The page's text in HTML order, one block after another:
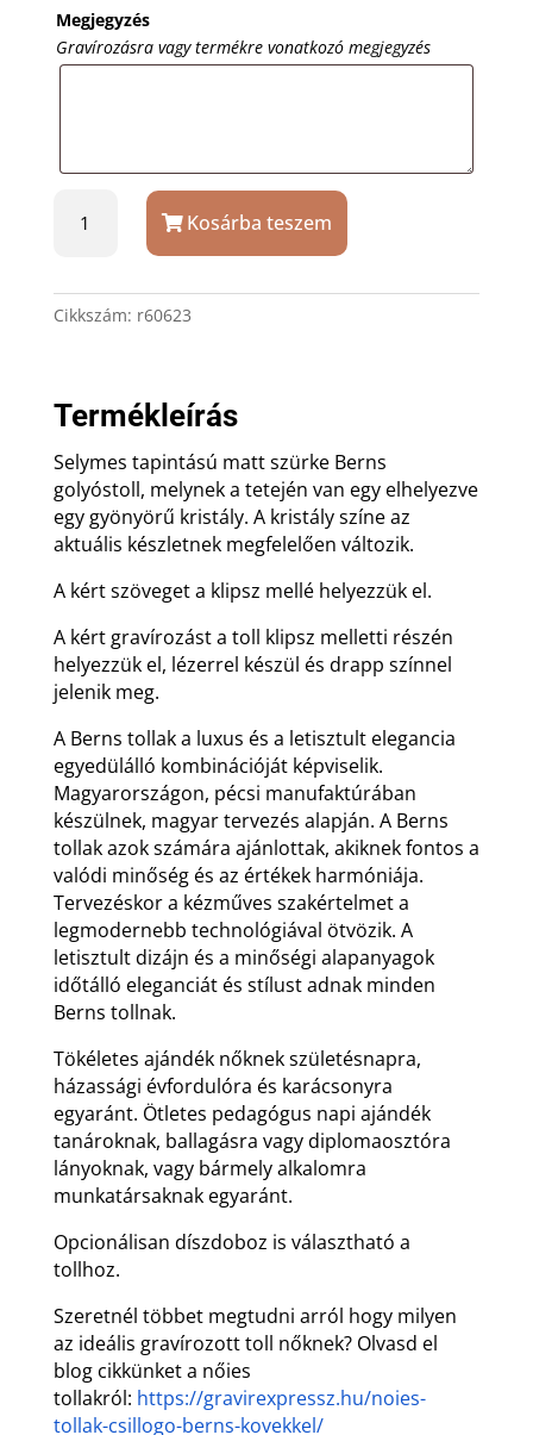
Megjegyzés
Gravírozásra vagy termékre vonatkozó megjegyzés
Berns
ajándék
Kosárba teszem
Cikkszám: r60623
Termékleírás
Selymes tapintású matt szürke Berns
golyóstoll, melynek a tetején van egy elhelyezve
egy gyönyörű kristály. A kristály színe az
aktuális készletnek megfelelően változik.
A kért szöveget a klipsz mellé helyezzük el.
A kért gravírozást a toll klipsz melletti részén
helyezzük el, lézerrel készül és drapp színnel
jelenik meg.
A Berns tollak a luxus és a letisztult elegancia
egyedülálló kombinációját képviselik.
Magyarországon, pécsi manufaktúrában
készülnek, magyar tervezés alapján. A Berns
tollak azok számára ajánlottak, akiknek fontos a
valódi minőség és az értékek harmóniája.
Tervezéskor a kézműves szakértelmet a
legmodernebb technológiával ötvözik. A
letisztult dizájn és a minőségi alapanyagok
időtálló eleganciát és stílust adnak minden
Berns tollnak.
Tökéletes ajándék nőknek születésnapra,
házassági évfordulóra és karácsonyra
egyaránt. Ötletes pedagógus napi ajándék
tanároknak, ballagásra vagy diplomaosztóra
lányoknak, vagy bármely alkalomra
munkatársaknak egyaránt.
Opcionálisan díszdoboz is választható a
tollhoz.
Szeretnél többet megtudni arról hogy milyen
az ideális gravírozott toll nőknek? Olvasd el
blog cikkünket a nőies
tollakról: https://gravirexpressz.hu/noies-
tollak-csillogo-berns-kovekkel/